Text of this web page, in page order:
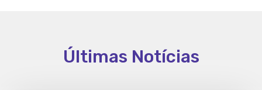
Últimas Notícias